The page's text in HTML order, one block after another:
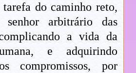
tarefa do caminho reto,
senhor arbitrário das
a vida da
e adquirindo
compromissos, por